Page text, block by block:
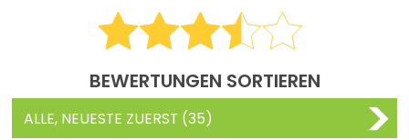
BEWERTUNGEN SORTIEREN
ALLE, NEUESTE ZUERST (35)